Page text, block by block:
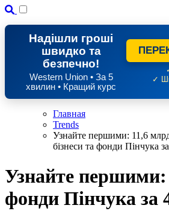
Надішли гроші
швидко та
безпечно!
Western Union • За 5
хвилин • Кращий курс
✓
Главная
Trends
Узнайте першими: 11,6
бізнеси та фонди Пінчука
Узнайте першими:
фонди Пінчука за